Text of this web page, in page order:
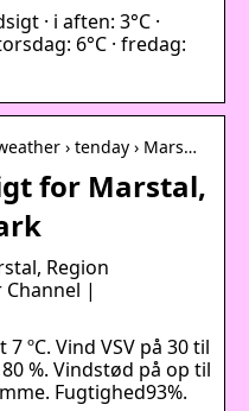
· i aften: 3°C ·
6°C · fredag:
› tenday › Mars…
for Marstal,
Region
Channel |
ºC. Vind VSV på 30 til
%. Vindstød på op til
Fugtighed93%.